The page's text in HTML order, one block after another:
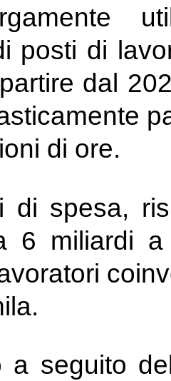
posti di
dal
di ore.
di spesa,
6 miliardi
a seguito